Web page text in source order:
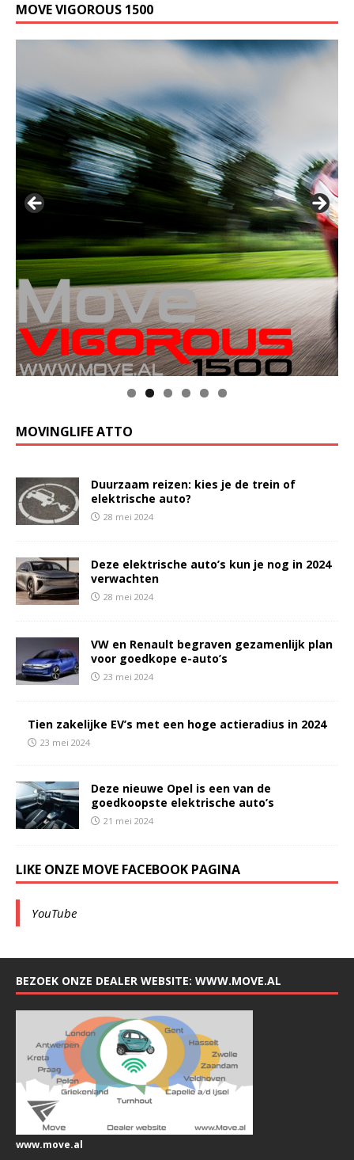
MOVE VIGOROUS 1500
MOVINGLIFE ATTO
Duurzaam reizen: kies je de trein of
elektrische auto?
28 mei 2024
Deze elektrische auto’s kun je nog in 2024
verwachten
28 mei 2024
VW en Renault begraven gezamenlijk plan
voor goedkope e-auto’s
23 mei 2024
Tien zakelijke EV’s met een hoge actieradius in 2024
23 mei 2024
Deze nieuwe Opel is een van de
goedkoopste elektrische auto’s
21 mei 2024
LIKE ONZE MOVE FACEBOOK PAGINA
YouTube
BEZOEK ONZE DEALER WEBSITE: WWW.MOVE.AL
www.move.al